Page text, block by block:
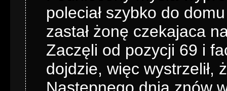
poleciał szybko do
zastał żonę czekajaca
Zaczęli od pozycji 69 i
dojdzie, więc wystrzelił,